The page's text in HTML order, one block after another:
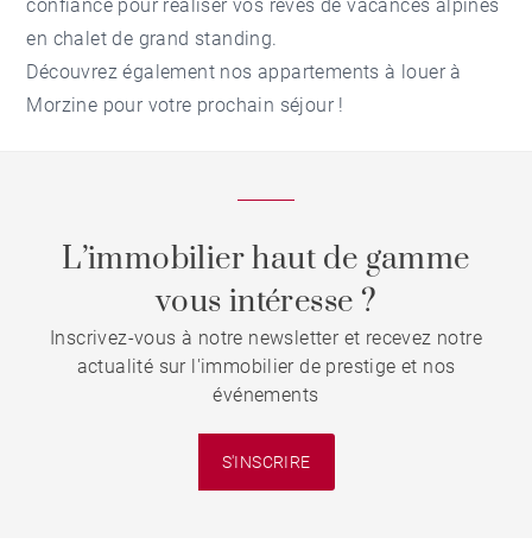
confiance pour réaliser vos rêves de vacances alpines
en chalet de grand standing.
Découvrez également nosappartements à louer à
Morzine pour votre prochain séjour !
L’immobilier haut de gamme
vous intéresse ?
Inscrivez-vous à notre newsletter et recevez notre
actualité sur l'immobilier de prestige et nos
événements
S'INSCRIRE